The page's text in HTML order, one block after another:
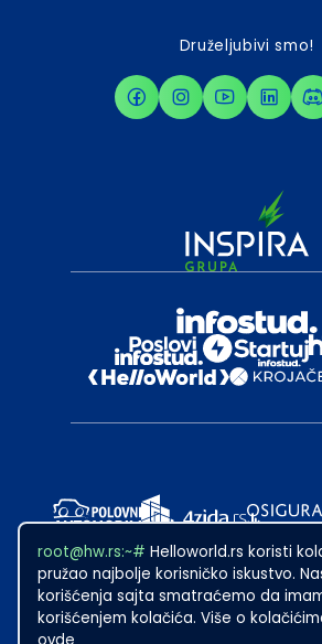
root@hw.rs:~# Helloworld.rs koristi
pružao najbolje korisničko iskustvo.
korišćenja sajta smatraćemo da
korišćenjem kolačića. Više o
Druželjubivi smo!